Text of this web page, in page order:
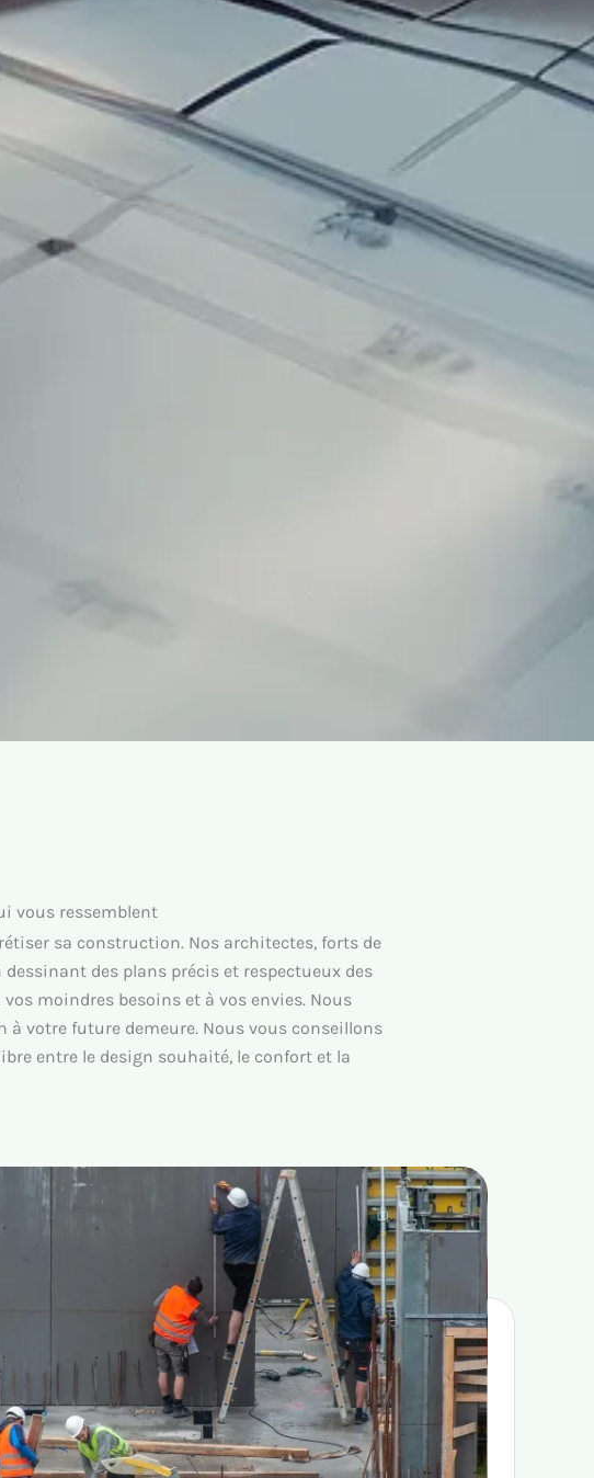
vous ressemblent
sa construction. Nos architectes, forts de
des plans précis et respectueux des
moindres besoins et à vos envies. Nous
à votre future demeure. Nous vous conseillons
entre le design souhaité, le confort et la